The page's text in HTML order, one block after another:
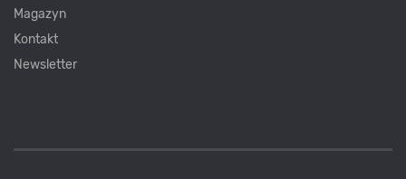
Magazyn
Kontakt
Newsletter